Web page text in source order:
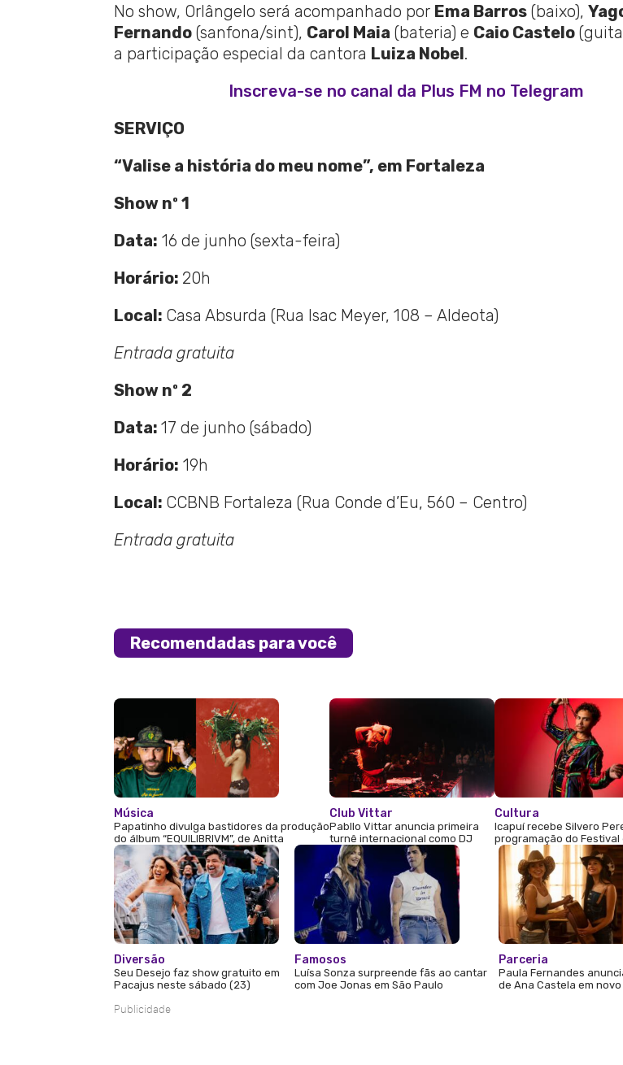
No show, Orlângelo será acompanhado por Ema Barros(baixo),
Fernando(sanfona/sint), Carol Maia (bateria) e Caio Castelo
a participação especial da cantora Luiza Nobel.
Inscreva-se no canal da Plus FM no Telegram
SERVIÇO
“Valise a história do meu nome”, em Fortaleza
Show nº 1
Data: 16 de junho (sexta-feira)
Horário: 20h
Local: Casa Absurda (Rua Isac Meyer, 108 – Aldeota)
Entrada gratuita
Show nº 2
Data: 17 de junho (sábado)
Horário: 19h
Local: CCBNB Fortaleza (Rua Conde d’Eu, 560 – Centro)
Entrada gratuita
Recomendadas para você
Música
Papatinho divulga bastidores da produção
do álbum “EQUILIBRIVM”, de Anitta
Club Vittar
Pabllo Vittar anuncia primeira
turnê internacional como DJ
Cultura
Icapuí recebe Silvero
programação do Festival
Diversão
Seu Desejo faz show gratuito em
Pacajus neste sábado (23)
Famosos
Luísa Sonza surpreende fãs ao cantar
com Joe Jonas em São Paulo
Parceria
Paula Fernandes
de Ana Castela em novo
Publicidade